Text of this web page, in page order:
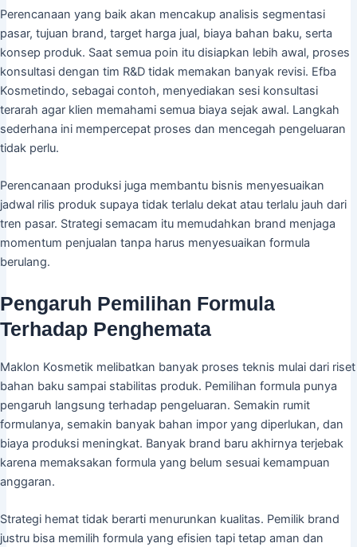
Perencanaan yang baik akan mencakup analisis segmentasi
pasar, tujuan brand, target harga jual, biaya bahan baku, serta
konsep produk. Saat semua poin itu disiapkan lebih awal, proses
konsultasi dengan tim R&D tidak memakan banyak revisi. Efba
Kosmetindo, sebagai contoh, menyediakan sesi konsultasi
terarah agar klien memahami semua biaya sejak awal. Langkah
sederhana ini mempercepat proses dan mencegah pengeluaran
tidak perlu.
Perencanaan produksi juga membantu bisnis menyesuaikan
jadwal rilis produk supaya tidak terlalu dekat atau terlalu jauh dari
tren pasar. Strategi semacam itu memudahkan brand menjaga
momentum penjualan tanpa harus menyesuaikan formula
berulang.
Pengaruh Pemilihan Formula
Terhadap Penghemata
Maklon Kosmetik melibatkan banyak proses teknis mulai dari riset
bahan baku sampai stabilitas produk. Pemilihan formula punya
pengaruh langsung terhadap pengeluaran. Semakin rumit
formulanya, semakin banyak bahan impor yang diperlukan, dan
biaya produksi meningkat. Banyak brand baru akhirnya terjebak
karena memaksakan formula yang belum sesuai kemampuan
anggaran.
Strategi hemat tidak berarti menurunkan kualitas. Pemilik brand
justru bisa memilih formula yang efisien tapi tetap aman dan